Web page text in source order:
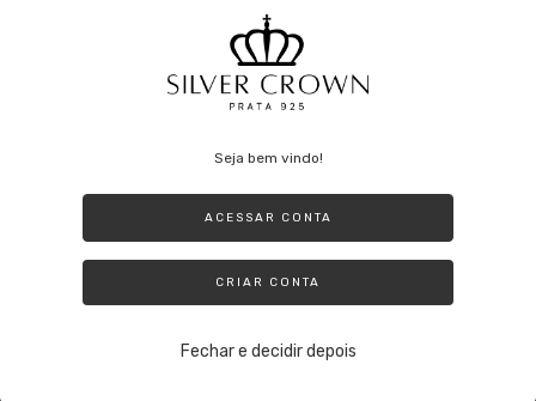
O que se evitar no dia a dia com a prata:
Evite usar a Prata ao fazer tarefas domésticas que possam envolver o
uso de produtos nocivos (principalmente alvejante) ou até mesmo nadar
em uma piscina com cloro. Lembre-se de que mesmo sendo prata ela
Outros agentes que podem danificar: tintas de cabelo, perfumes e até
mesmo suor o qual oxida a peça e utilizar a jóia durante o banho.
Perguntas frequentes:
É prata legitima e original?
Resposta: sim, trabalhamos com prata de Lei, nossos produtos
Seja bem vindo!
ACESSAR CONTA
CRIAR CONTA
Fechar e decidir depois